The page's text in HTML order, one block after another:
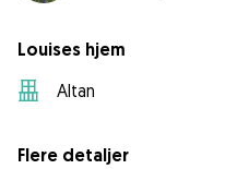
Louises hjem
Altan
Flere detaljer